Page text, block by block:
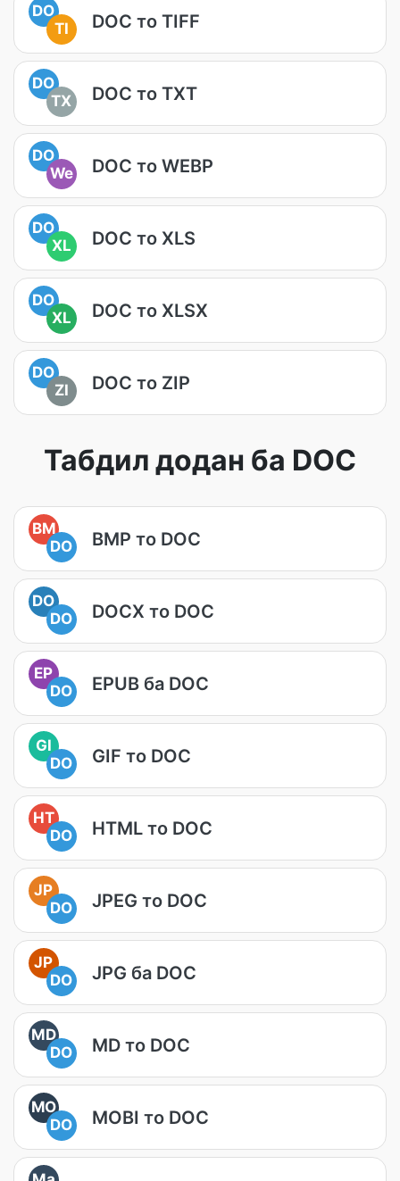
DO
TI
DOC то TIFF
DO
TX
DOC то TXT
DO
We
DOC то WEBP
DO
XL
DOC то XLS
DO
XL
DOC то XLSX
DO
ZI
DOC то ZIP
Табдил додан ба DOC
BM
DO
BMP то DOC
DO
DO
DOCX то DOC
EP
DO
EPUB ба DOC
GI
DO
GIF то DOC
HT
DO
HTML то DOC
JP
DO
JPEG то DOC
JP
DO
JPG ба DOC
MD
DO
MD то DOC
MO
DO
MOBI то DOC